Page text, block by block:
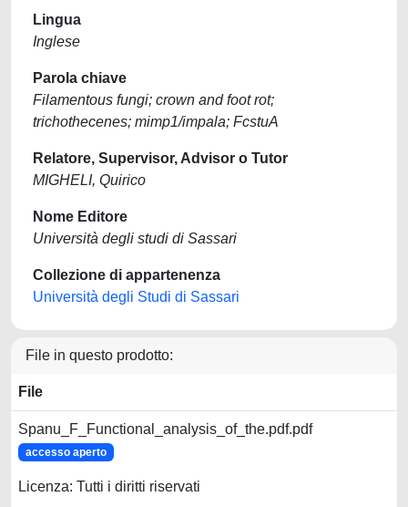
Lingua
Inglese
Parola chiave
Filamentous fungi; crown and foot rot;
trichothecenes; mimp1/impala; FcstuA
Relatore, Supervisor, Advisor o Tutor
MIGHELI, Quirico
Nome Editore
Università degli studi di Sassari
Collezione di appartenenza
Università degli Studi di Sassari
File in questo prodotto:
File
Spanu_F_Functional_analysis_of_the.pdf.pdf
accesso aperto
Licenza: Tutti i diritti riservati